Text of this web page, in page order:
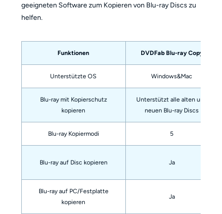
geeigneten Software zum Kopieren von Blu-ray Discs zu
helfen.
Funktionen DVDFab Blu-ray Copy
Unterstützte OS Windows&Mac
Blu-ray mit Kopierschutz
kopieren
Unterstützt alle alten und
neuen Blu-ray Discs
Blu-ray Kopiermodi 5
Blu-ray auf Disc kopieren Ja
Blu-ray auf PC/Festplatte
kopieren
Ja